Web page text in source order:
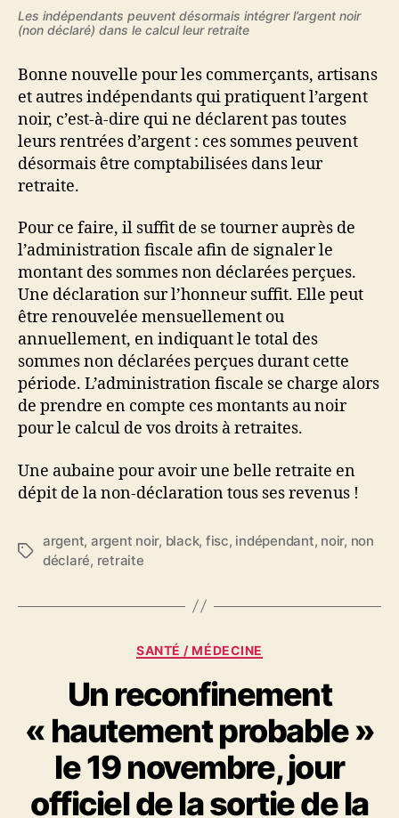
retraite
Les indépendants peuvent désormais intégrer l’argent noir
(non déclaré) dans le calcul leur retraite
Bonne nouvelle pour les commerçants, artisans
et autres indépendants qui pratiquent l’argent
noir, c’est-à-dire qui ne déclarent pas toutes
leurs rentrées d’argent : ces sommes peuvent
désormais être comptabilisées dans leur
retraite.
Pour ce faire, il suffit de se tourner auprès de
l’administration fiscale afin de signaler le
montant des sommes non déclarées perçues.
Une déclaration sur l’honneur suffit. Elle peut
être renouvelée mensuellement ou
annuellement, en indiquant le total des
sommes non déclarées perçues durant cette
période. L’administration fiscale se charge alors
de prendre en compte ces montants au noir
pour le calcul de vos droits à retraites.
Une aubaine pour avoir une belle retraite en
dépit de la non-déclaration tous ses revenus !
Étiquettes
argent, argent noir, black, fisc, indépendant, noir, non
déclaré, retraite
Catégories
SANTÉ / MÉDECINE
Un reconfinement
« hautement probable »
le 19 novembre, jour
officiel de la sortie de la